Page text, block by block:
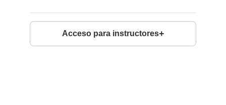
Acceso para instructores